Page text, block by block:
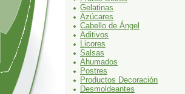
Gelatinas
Azúcares
Cabello de Ángel
Aditivos
Licores
Salsas
Ahumados
Postres
Productos Decoración
Desmoldeantes